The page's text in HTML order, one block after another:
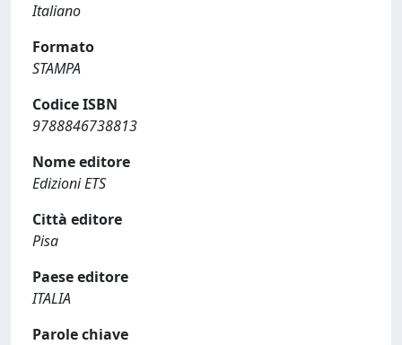
Italiano
Formato
STAMPA
Codice ISBN
9788846738813
Nome editore
Edizioni ETS
Città editore
Pisa
Paese editore
ITALIA
Parole chiave